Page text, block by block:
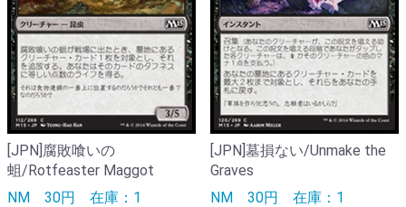
[JPN]腐敗喰いの
蛆/Rotfeaster Maggot
NM 30円 在庫：1
[JPN]墓損ない/Unmake the
Graves
NM 30円 在庫：1